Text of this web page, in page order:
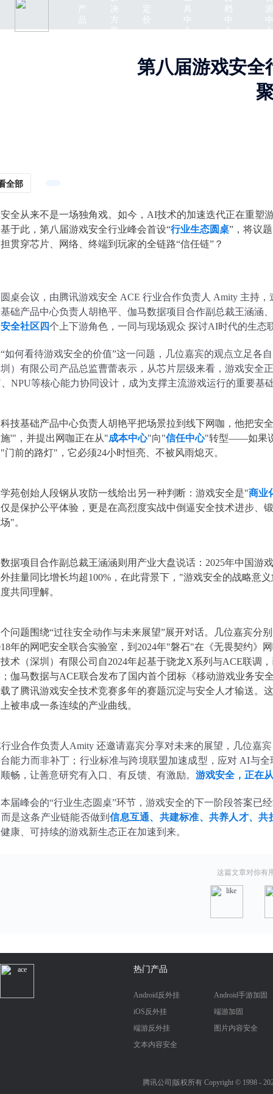
产
品
决
方
案
定
价
中
心
档
中
心
中
心
第八届游戏安全
全部
全从来不是一场独角戏。如今，AI技术的加速迭代正在重塑
于此，第八届游戏安全行业峰会首设“行业生态圆桌”，将议
贯穿芯片、网络、终端到玩家的全链路“信任链”？
桌会议，由腾讯游戏安全 ACE 行业合作负责人 Amity 主持
础产品中心负责人胡艳平、伽马数据项目合作副总裁王涵涵
全社区四个上下游角色，一同与现场观众 探讨AI时代的生态
如何看待游戏安全的价值”这一问题，几位嘉宾的观点立足各
）有限公司产品总监曹蕾表示，从芯片层级来看，游戏安全
、NPU等核心能力协同设计，成为支撑主流游戏运行的重要基
技基础产品中心负责人胡艳平把场景拉到线下网咖，他把安
'"，并提出网咖正在从"成本中心"向"信任中心"转型——如果
门前的路灯"，它必须24小时恒亮、不被风雨熄灭。
苑创始人段钢从攻防一线给出另一种判断：游戏安全是"商业
是保护公平体验，更是在高烈度实战中倒逼安全技术进步、
"。
据项目合作副总裁王涵涵则用产业大盘说话：2025年中国游
挂量同比增长均超100%，在此背景下，"游戏安全的战略意
共同理解。
问题围绕“过往安全动作与未来展望”展开对话。几位嘉宾分
年的网吧安全联合实验室，到2024年"磐石"在《无畏契约》
术（深圳）有限公司自2024年起基于骁龙X系列与ACE联调
伽马数据与ACE联合发布了国内首个团标《移动游戏业务安
了腾讯游戏安全技术竞赛多年的赛题沉淀与安全人才输送。
被串成一条连续的产业曲线。
业合作负责人Amity 还邀请嘉宾分享对未来的展望，几位嘉
能力而非补丁；行业标准与跨境联盟加速成型，应对 AI与
畅，让善意研究有入口、有反馈、有激励。 游戏安全，正在
届峰会的“行业生态圆桌”环节，游戏安全的下一阶段答案已
是这条产业链能否做到信息互通、共建标准、共养人才、共
康、可持续的游戏新生态正在加速到来。
这篇文章对你有
热门产品
Android反外挂
iOS反外挂
端游反外挂
文本内容安全
Android手游加固
端游加固
图片内容安全
腾讯公司|版权所有 Copyright © 1998 -